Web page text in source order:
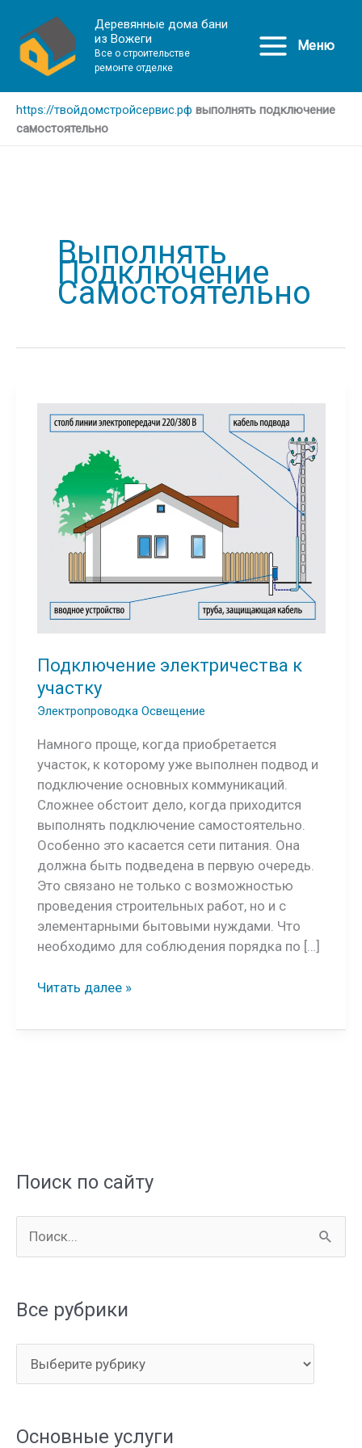
Деревянные дома бани
из Вожеги
Все о строительстве
ремонте отделке
Меню
https://твойдомстройсервис.рф выполнять подключение
самостоятельно
Выполнять
Подключение
Самостоятельно
Подключение электричества к
участку
Электропроводка Освещение
Намного проще, когда приобретается
участок, к которому уже выполнен подвод и
подключение основных коммуникаций.
Сложнее обстоит дело, когда приходится
выполнять подключение самостоятельно.
Особенно это касается сети питания. Она
должна быть подведена в первую очередь.
Это связано не только с возможностью
проведения строительных работ, но и с
элементарными бытовыми нуждами. Что
необходимо для соблюдения порядка по […]
Подключение
к
Читать далее »
Поиск по сайту
о
с
Все рубрики
с
р
Основные услуги